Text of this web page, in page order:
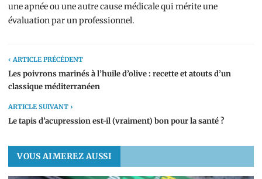
une apnée ou une autre cause médicale qui mérite une
évaluation par un professionnel.
‹ ARTICLE PRÉCÉDENT
Les poivrons marinés à l’huile d’olive : recette et atouts d’un
classique méditerranéen
ARTICLE SUIVANT ›
Le tapis d’acupression est-il (vraiment) bon pour la santé ?
VOUS AIMEREZ AUSSI